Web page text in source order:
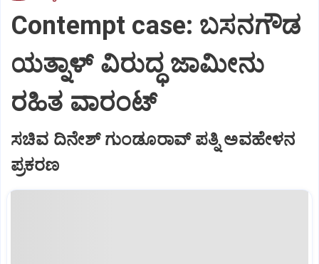
Contempt case: ಬಸನಗೌಡ
ಯತ್ನಾಳ್‌ ವಿರುದ್ಧ ಜಾಮೀನು
ರಹಿತ ವಾರಂಟ್‌
ಸಚಿವ ದಿನೇಶ್‌ ಗುಂಡೂರಾವ್‌ ಪತ್ನಿ ಅವಹೇಳನ
ಪ್ರಕರಣ